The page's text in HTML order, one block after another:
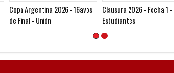
Copa Argentina 2026 - 16avos
de Final - Unión
Clausura 2026 - Fecha 1 -
Estudiantes